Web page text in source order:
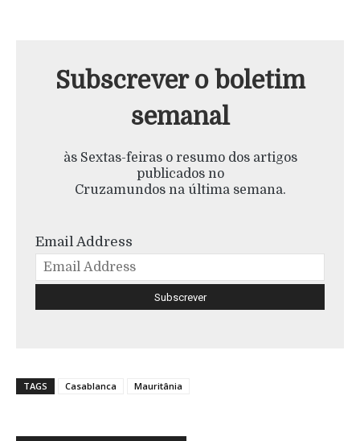
Subscrever o boletim
semanal
às Sextas-feiras o resumo dos artigos
publicados no
Cruzamundos na última semana.
Email Address
TAGS Casablanca Mauritânia